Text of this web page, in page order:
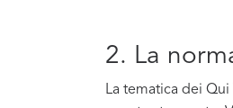
2. La
La tematica dei